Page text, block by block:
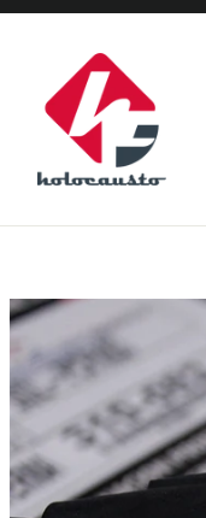
Ir
directamente
contenido